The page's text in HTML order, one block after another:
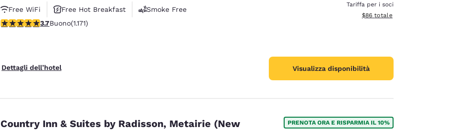
Free WiFi
Free Hot Breakfast
Smoke Free
Valutazione di 3.7 stelle. Buono. 1171 recensioni
3.7Buono(1.171)
Dettagli dell’hotel
Tariffa per i soci
Visualizza i dettagli totali
$86 totale
Visualizza disponibilità
Country Inn & Suites by Radisson, Metairie (New
PRENOTA ORA E RISPARMIA IL 10%